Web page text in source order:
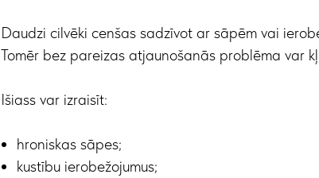
Daudzi cilvēki cenšas sadzīvot ar sāpēm vai
Tomēr bez pareizas atjaunošanās problēma var
Išiass var izraisīt:
hroniskas sāpes;
kustību ierobežojumus;